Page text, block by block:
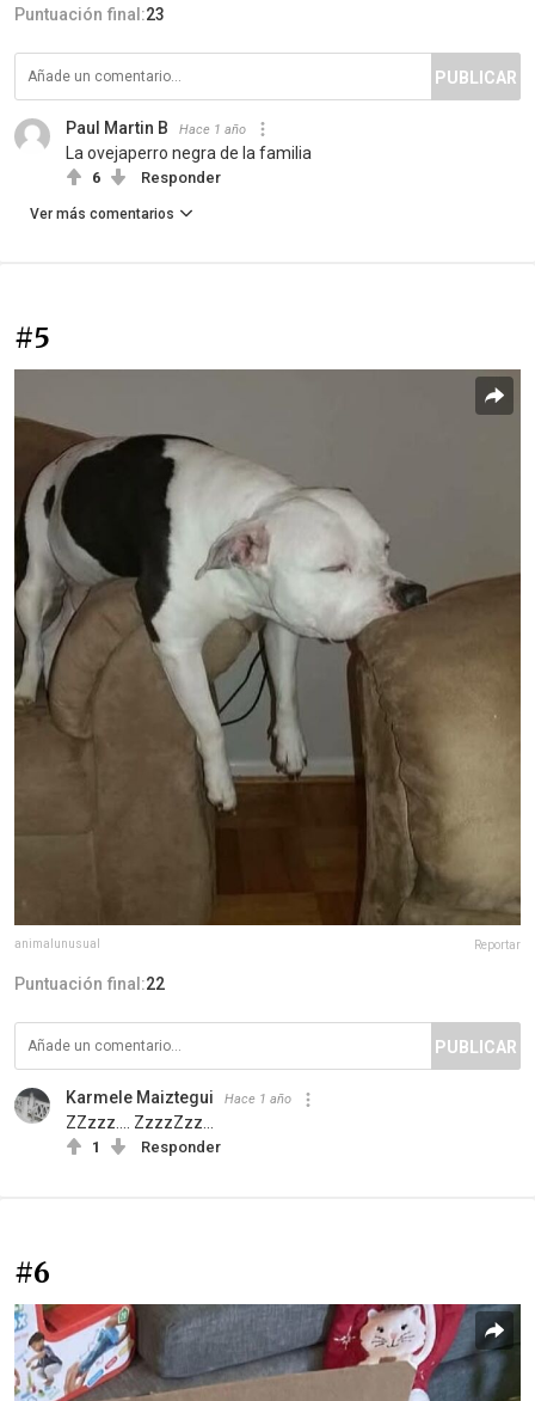
Puntuación final:23
PUBLICAR
Paul Martin B Hace 1 año
La ovejaperro negra de la familia
6 Responder
Ver más comentarios
#5
animalunusual Reportar
Puntuación final:22
PUBLICAR
Karmele Maiztegui Hace 1 año
ZZzzz.... ZzzzZzz...
1 Responder
#6